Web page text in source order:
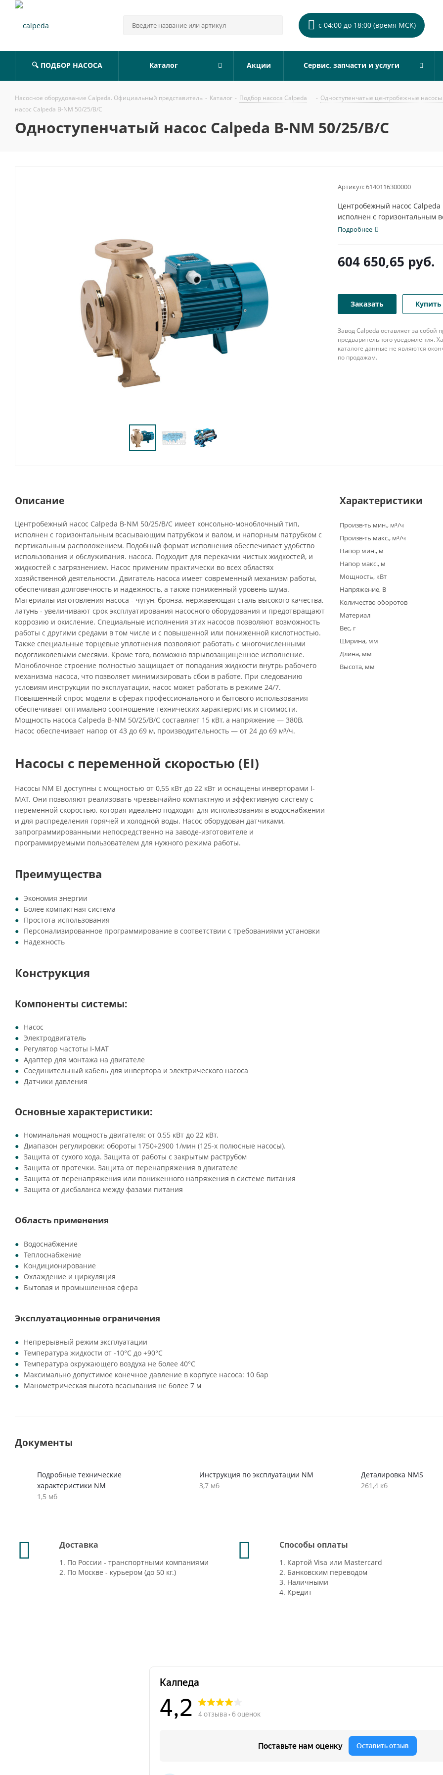
с 04:00 до 18:00 (время МСК)
🔍 ПОДБОР НАСОСА Каталог Акции Сервис, запчасти и услуги
Насосное оборудование Calpeda. Официальный представитель - Каталог - Подбор насоса Calpeda - Одноступенчатые центробежные
насос Calpeda B-NM 50/25/B/C
Одноступенчатый насос Calpeda B-NM 50/25/B/C
Артикул:6140116300000
Центробежный насос
исполнен с
патрубком с...
Подробнее
604 650,65 руб.
Заказать
Завод Calpeda оставляет за собой
предварительного уведомления.
каталоге данные не являются
по продажам.
Описание
Центробежный насос Calpeda B-NM 50/25/B/C имеет консольно-моноблочный тип,
исполнен с горизонтальным всасывающим патрубком и валом, и напорным патрубком с
вертикальным расположением. Подобный формат исполнения обеспечивает удобство
использования и обслуживания. насоса. Подходит для перекачки чистых жидкостей, и
жидкостей с загрязнением. Насос применим практически во всех областях
хозяйственной деятельности. Двигатель насоса имеет современный механизм работы,
обеспечивая долговечность и надежность, а также пониженный уровень шума.
Материалы изготовления насоса - чугун, бронза, нержавеющая сталь высокого качества,
латунь - увеличивают срок эксплуатирования насосного оборудования и предотвращают
коррозию и окисление. Специальные исполнения этих насосов позволяют возможность
работы с другими средами в том числе и с повышенной или пониженной кислотностью.
Также специальные торцевые уплотнения позволяют работать с многочисленными
водогликолевыми смесями. Кроме того, возможно взрывозащищенное исполнение.
Моноблочное строение полностью защищает от попадания жидкости внутрь рабочего
механизма насоса, что позволяет минимизировать сбои в работе. При следованию
условиям инструкции по эксплуатации, насос может работать в режиме 24/7.
Повышенный спрос модели в сферах профессионального и бытового использования
обеспечивает оптимально соотношение технических характеристик и стоимости.
Мощность насоса Calpeda B-NM 50/25/B/C составляет 15 кВт, а напряжение — 380В.
Насос обеспечивает напор от 43 до 69 м, производительность — от 24 до 69 м³/ч.
Насосы с переменной скоростью (EI)
Насосы NM EI доступны с мощностью от 0,55 кВт до 22 кВт и оснащены инверторами I-
MAT. Они позволяют реализовать чрезвычайно компактную и эффективную систему с
переменной скоростью, которая идеально подходит для использования в водоснабжении
и для распределения горячей и холодной воды. Насос оборудован датчиками,
запрограммированными непосредственно на заводе-изготовителе и
программируемыми пользователем для нужного режима работы.
Преимущества
Экономия энергии
Более компактная система
Простота использования
Персонализированное программирование в соответствии с требованиями установки
Надежность
Конструкция
Компоненты системы:
Насос
Электродвигатель
Регулятор частоты I-MAT
Адаптер для монтажа на двигателе
Соединительный кабель для инвертора и электрического насоса
Датчики давления
Основные характеристики:
Номинальная мощность двигателя: от 0,55 кВт до 22 кВт.
Диапазон регулировки: обороты 1750÷2900 1/мин (125-х полюсные насосы).
Защита от сухого хода. Защита от работы с закрытым раструбом
Защита от протечки. Защита от перенапряжения в двигателе
Защита от перенапряжения или пониженного напряжения в системе питания
Защита от дисбаланса между фазами питания
Область применения
Водоснабжение
Теплоснабжение
Кондиционирование
Охлаждение и циркуляция
Бытовая и промышленная сфера
Эксплуатационные ограничения
Непрерывный режим эксплуатации
Температура жидкости от -10°C до +90°C
Температура окружающего воздуха не более 40°C
Максимально допустимое конечное давление в корпусе насоса: 10 бар
Манометрическая высота всасывания не более 7 м
Характеристики
Произв-ть мин., м³/ч
Произв-ть макс., м³/ч
Напор мин., м
Напор макс., м
Мощность, кВт
Напряжение, В
Количество оборотов
Материал
Вес, г
Ширина, мм
Длина, мм
Высота, мм
Документы
Подробные технические
характеристики NM
1,5 мб
Инструкция по эксплуатации NM
3,7 мб
Деталировка NMS
261,4 кб
Доставка
1. По России - транспортными компаниями
2. По Москве - курьером (до 50 кг.)
Способы оплаты
1. Картой Visa или Mastercard
2. Банковским переводом
3. Наличными
4. Кредит